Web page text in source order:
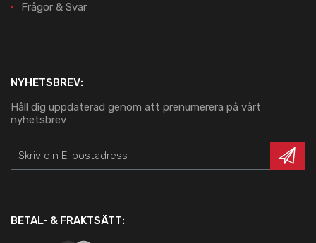
Frågor & Svar
NYHETSBREV:
Håll dig uppdaterad genom att prenumerera på vårt
nyhetsbrev
BETAL- & FRAKTSÄTT: